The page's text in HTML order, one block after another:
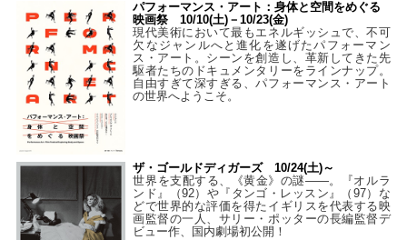
パフォーマンス・アート：身体と空間をめぐる
映画祭 10/10(土)－10/23(金)
現代美術において最もエネルギッシュで、不可
欠なジャンルへと進化を遂げたパフォーマン
ス・アート。シーンを創造し、革新してきた先
駆者たちのドキュメンタリーをラインナップ。
自由すぎて深すぎる、パフォーマンス・アート
の世界へようこそ。
ザ・ゴールドディガーズ 10/24(土)～
世界を支配する、《黄金》の謎――。『オルラ
ンド』（92）や『タンゴ・レッスン』（97）な
どで世界的な評価を得たイギリスを代表する映
画監督の一人、サリー・ポッターの長編監督デ
ビュー作、国内劇場初公開！